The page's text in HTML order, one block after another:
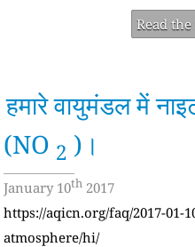
Read
हमारे वायुमंडल में
(NO 2 )।
January 10th 2017
https://aqicn.org/faq/2017-
atmosphere/hi/